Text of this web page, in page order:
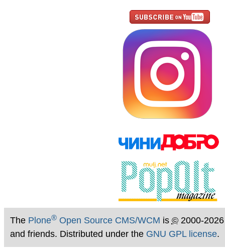
The Plone®Open Source CMS/WCM is ©2000-
and friends. Distributed under the GNU GPL license.